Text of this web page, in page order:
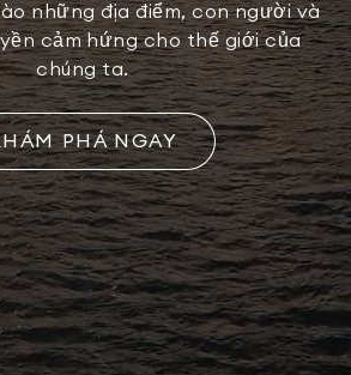
những địa điểm, con người và
cảm hứng cho thế giới của
chúng ta.
PHÁ NGAY